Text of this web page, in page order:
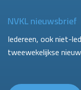
NVKL nieuwsbrief
Iedereen, ook niet-
tweewekelijkse